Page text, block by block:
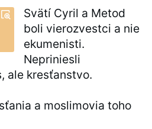
Svätí Cyril a Metod
boli vierozvestci a nie
ekumenisti.
Nepriniesli
ale kresťanstvo.
a moslimovia toho